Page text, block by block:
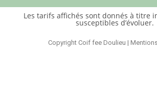
Les tarifs affichés sont donnés à titre
susceptibles d’évoluer.
Copyright Coif fee Doulieu |